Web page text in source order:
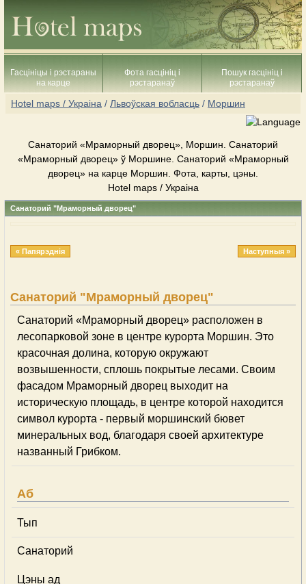
Гасцініцы і рэстараны
на карце
Фота гасцініц і
рэстаранаў
Пошук гасцініц і
рэстаранаў
Hotel maps / Украіна / Львоўская вобласць / Моршин
Cанаторий «Мраморный дворец», Моршин. Cанаторий
«Мраморный дворец» ў Моршине. Cанаторий «Мраморный
дворец» на карце Моршин. Фота, карты, цэны.
Hotel maps / Украіна
Cанаторий "Мраморный дворец"
« Папярэднія Наступныя »
Cанаторий "Мраморный дворец"
Санаторий «Мраморный дворец» расположен в
лесопарковой зоне в центре курорта Моршин. Это
красочная долина, которую окружают
возвышенности, сплошь покрытые лесами. Своим
фасадом Мраморный дворец выходит на
историческую площадь, в центре которой находится
символ курорта - первый моршинский бювет
минеральных вод, благодаря своей архитектуре
названный Грибком.
Аб
Тып
Cанаторий
Цэны ад